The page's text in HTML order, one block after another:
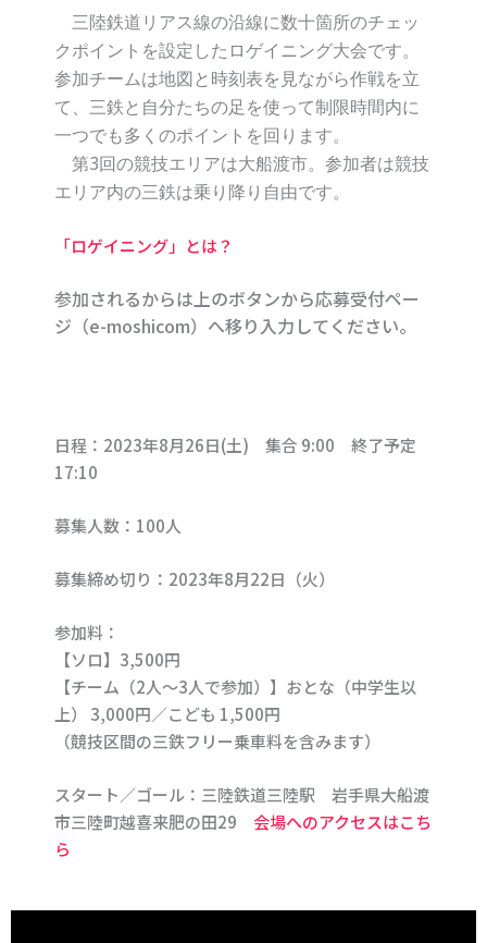
三陸鉄道リアス線の沿線に数十箇所のチェッ
クポイントを設定したロゲイニング大会です。
参加チームは地図と時刻表を見ながら作戦を立
て、三鉄と自分たちの足を使って制限時間内に
一つでも多くのポイントを回ります。
第3回の競技エリアは大船渡市。参加者は競技
エリア内の三鉄は乗り降り自由です。
「ロゲイニング」とは？
参加されるからは上のボタンから応募受付ペー
ジ（e-moshicom）へ移り入力してください。
日程：2023年8月26日(土) 集合 9:00 終了予定
17:10
募集人数：100人
募集締め切り：2023年8月22日（火）
参加料：
【ソロ】3,500円
【チーム（2人〜3人で参加）】おとな（中学生以
上） 3,000円／こども 1,500円
（競技区間の三鉄フリー乗車料を含みます）
スタート／ゴール：三陸鉄道三陸駅 岩手県大船渡
市三陸町越喜来肥の田29 会場へのアクセスはこち
ら